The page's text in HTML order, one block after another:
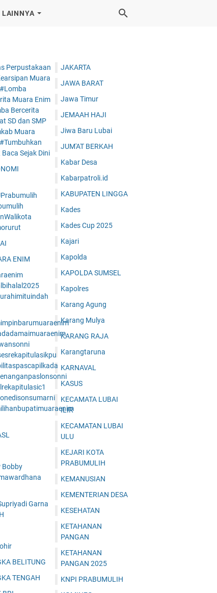
LAINNYA
Perpustakaan
Muara
Muara Enim
Bercerita
SD dan SMP
Muara
Sejak Dini
ENIM
Bobby
Garna
BELITUNG
TENGAH
JAKARTA
JAWA BARAT
Jawa Timur
JEMAAH HAJI
Jiwa Baru Lubai
JUM'AT BERKAH
Kabar Desa
Kabarpatroli.id
KABUPATEN LINGGA
Kades
Kades Cup 2025
Kajari
Kapolda
KAPOLDA SUMSEL
Kapolres
Karang Agung
Karang Mulya
KARANG RAJA
Karangtaruna
KARNAVAL
KASUS
KECAMATA LUBAI
ILIR
KECAMATAN LUBAI
ULU
KEJARI KOTA
PRABUMULIH
KEMANUSIAN
KEMENTERIAN DESA
KESEHATAN
KETAHANAN
PANGAN
KETAHANAN
PANGAN 2025
KNPI PRABUMULIH